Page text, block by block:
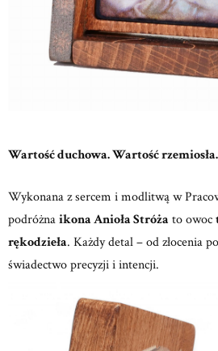
Wartość duchowa. Wartość rzemiosła.
Wykonana z sercem i modlitwą w
podróżnaikona Anioła Stróża to owoc
rękodzieła. Każdy detal – od złocenia
świadectwo precyzji i intencji.